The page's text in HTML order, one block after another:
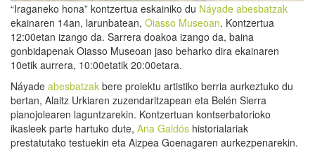
“Iraganeko hona” kontzertua eskainiko du Náyade abesbatzak
ekainaren 14an, larunbatean, Oiasso Museoan. Kontzertua
12:00etan izango da. Sarrera doakoa izango da, baina
gonbidapenak Oiasso Museoan jaso beharko dira ekainaren
10etik aurrera, 10:00etatik 20:00etara.
Náyade abesbatzak bere proiektu artistiko berria aurkeztuko du
bertan, Alaitz Urkiaren zuzendaritzapean eta Belén Sierra
pianojolearen laguntzarekin. Kontzertuan kontserbatorioko
ikasleek parte hartuko dute, Ana Galdós historialariak
prestatutako testuekin eta Aizpea Goenagaren aurkezpenarekin.